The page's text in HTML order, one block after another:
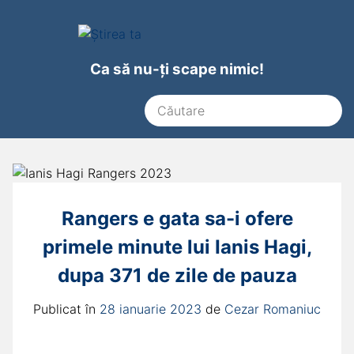
Ca să nu-ți scape nimic!
Rangers e gata sa-i ofere
primele minute lui Ianis Hagi,
dupa 371 de zile de pauza
Publicat în 28 ianuarie 2023 de Cezar Romaniuc